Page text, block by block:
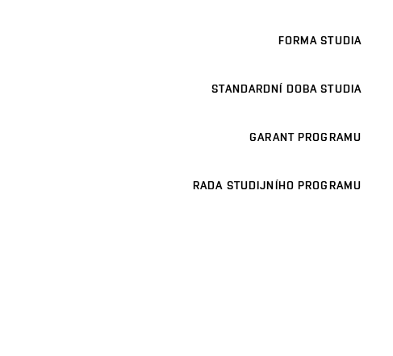
FORMA STUDIA
STANDARDNÍ DOBA STUDIA
GARANT PROGRAMU
RADA STUDIJNÍHO PROGRAMU